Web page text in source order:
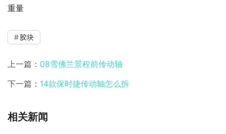
重量
胶块
上一篇： 08雪佛兰景程前传动轴
下一篇： 14款保时捷传动轴怎么拆
相关新闻